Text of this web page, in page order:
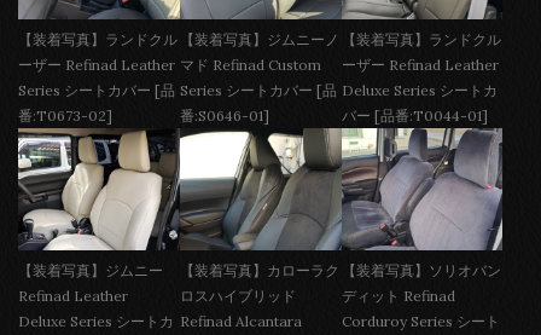
【装着写真】ランドクル
ーザー Refinad Leather
Series シートカバー [品
番:T0673-02]
【装着写真】ジムニーノ
マド Refinad Custom
Series シートカバー [品
番:S0646-01]
【装着写真】ランドクル
ーザー Refinad Leather
Deluxe Series シートカ
バー [品番:T0044-01]
【装着写真】ジムニー
Refinad Leather
Deluxe Series シートカ
【装着写真】カローラク
ロスハイブリッド
Refinad Alcantara
【装着写真】ソリオバン
ディット Refinad
Corduroy Series シート